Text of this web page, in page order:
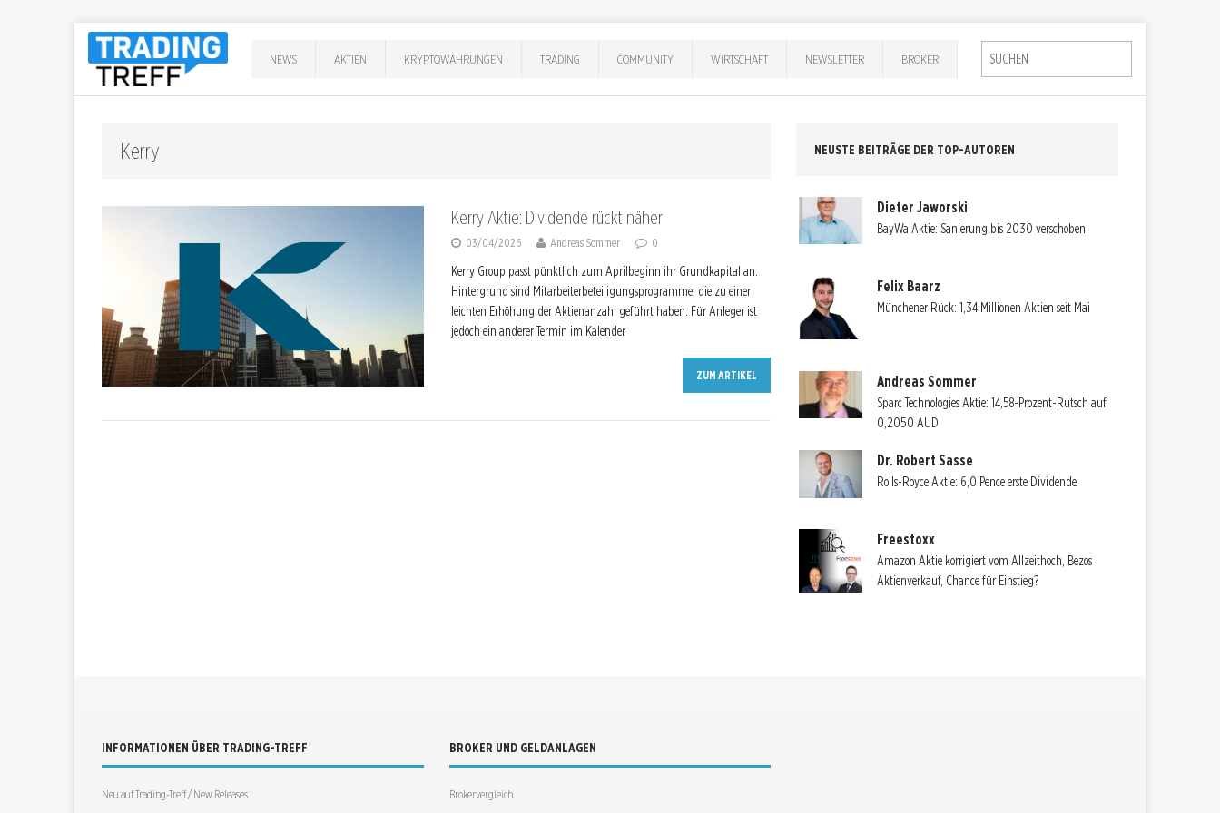
NEWS AKTIEN KRYPTOWÄHRUNGEN TRADING COMMUNITY WIRTSCHAFT NEWSLETTER BROKER
Kerry
Kerry Aktie: Dividende rückt näher
03/04/2026 Andreas Sommer 0
Kerry Group passt pünktlich zum Aprilbeginn ihr Grundkapital an.
Hintergrund sind Mitarbeiterbeteiligungsprogramme, die zu einer
leichten Erhöhung der Aktienanzahl geführt haben. Für Anleger ist
jedoch ein anderer Termin im Kalender
ZUM ARTIKEL
NEUSTE BEITRÄGE DER TOP-AUTOREN
Dieter Jaworski
BayWa Aktie: Sanierung bis 2030 verschoben
Felix Baarz
Münchener Rück: 1,34 Millionen Aktien seit Mai
Andreas Sommer
Sparc Technologies Aktie: 14,58-Prozent-Rutsch auf
0,2050 AUD
Dr. Robert Sasse
Rolls-Royce Aktie: 6,0 Pence erste Dividende
Freestoxx
Amazon Aktie korrigiert vom Allzeithoch, Bezos
Aktienverkauf, Chance für Einstieg?
INFORMATIONEN ÜBER TRADING-TREFF
Neu auf Trading-Treff / New Releases
BROKER UND GELDANLAGEN
Brokervergleich